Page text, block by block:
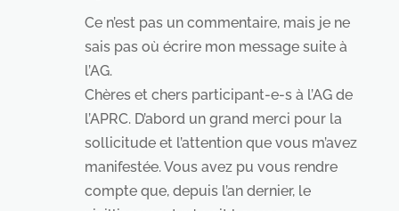
Ce n’est pas un commentaire, mais je ne
sais pas où écrire mon message suite à
l’AG.
Chères et chers participant-e-s à l’AG de
l’APRC. D’abord un grand merci pour la
sollicitude et l’attention que vous m’avez
manifestée. Vous avez pu vous rendre
compte que, depuis l’an dernier, le